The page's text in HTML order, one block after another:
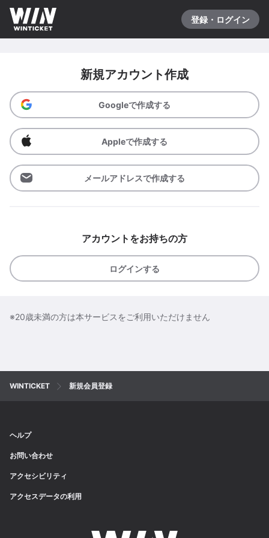
登録・ログイン
新規アカウント作成
Googleで作成する
Appleで作成する
メールアドレスで作成する
アカウントをお持ちの方
ログインする
※20歳未満の方は本サービスをご利用いただけません
WINTICKET 新規会員登録
ヘルプ
お問い合わせ
アクセシビリティ
アクセスデータの利用